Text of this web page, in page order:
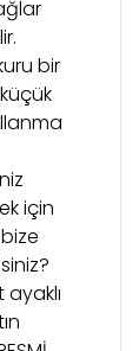
bir
için
ayaklı